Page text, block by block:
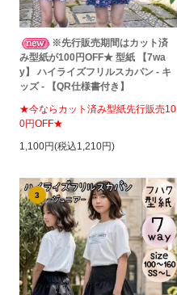
※先行販売期間はカット済
み型紙が100円OFF★ 型紙 【7wa
y】 ハイライズフリルスカパン - キ
ッズ - 【QR仕様書付き】
★今ならカット済み型紙先行販売10
0円OFF★
1,100円(税込1,210円)
3